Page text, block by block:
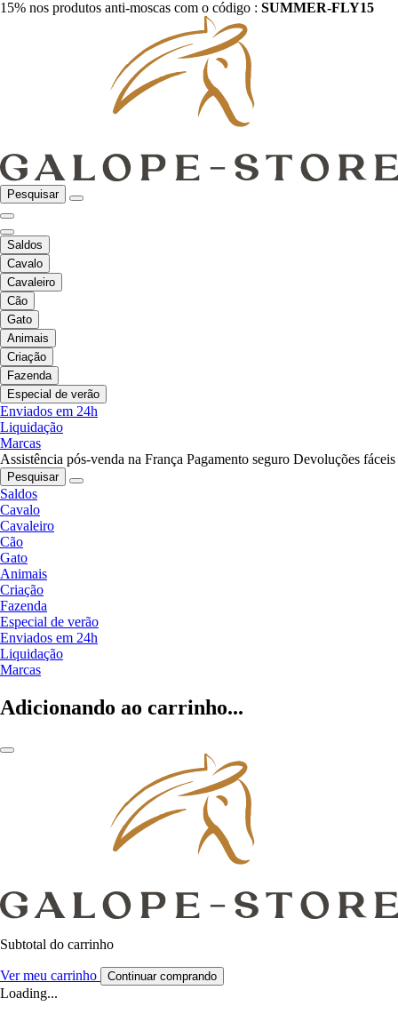
15% nos produtos anti-moscas com o código : SUMMER-FLY15
Pesquisar
Saldos
Cavalo
Cavaleiro
Cão
Gato
Animais
Criação
Fazenda
Especial de verão
Enviados em 24h
Liquidação
Marcas
Assistência pós-venda na França Pagamento seguro Devoluções fáceis
Pesquisar
Saldos
Cavalo
Cavaleiro
Cão
Gato
Animais
Criação
Fazenda
Especial de verão
Enviados em 24h
Liquidação
Marcas
Adicionando ao carrinho...
Subtotal do carrinho
Ver meu carrinho Continuar comprando
Loading...